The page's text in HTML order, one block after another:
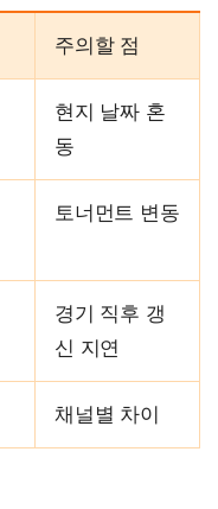
주의할 점
현지 날짜 혼
동
토너먼트 변동
경기 직후 갱
신 지연
채널별 차이